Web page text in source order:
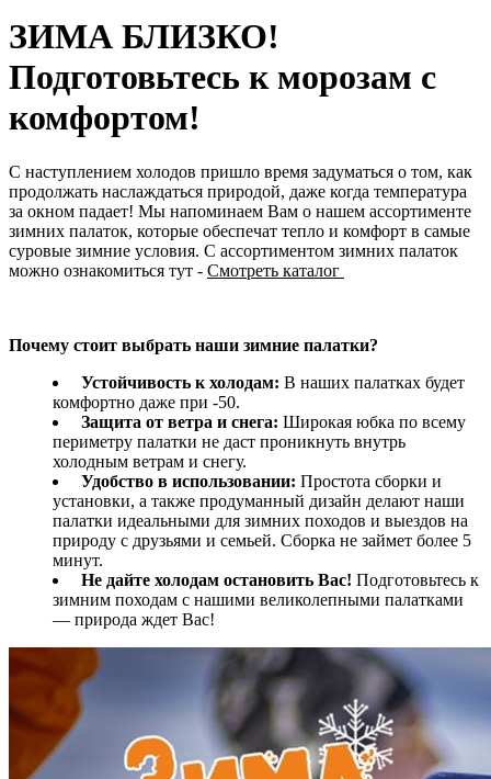
ЗИМА БЛИЗКО!
Подготовьтесь к морозам с
комфортом!
С наступлением холодов пришло время задуматься о том, как
продолжать наслаждаться природой, даже когда температура
за окном падает! Мы напоминаем Вам о нашем ассортименте
зимних палаток, которые обеспечат тепло и комфорт в самые
суровые зимние условия. С ассортиментом зимних палаток
можно ознакомиться тут - Смотреть каталог
Почему стоит выбрать наши зимние палатки?
Устойчивость к холодам: В наших палатках будет
комфортно даже при -50.
Защита от ветра и снега: Широкая юбка по всему
периметру палатки не даст проникнуть внутрь
холодным ветрам и снегу.
Удобство в использовании: Простота сборки и
установки, а также продуманный дизайн делают наши
палатки идеальными для зимних походов и выездов на
природу с друзьями и семьей. Сборка не займет более 5
минут.
Не дайте холодам остановить Вас! Подготовьтесь к
зимним походам с нашими великолепными палатками
— природа ждет Вас!